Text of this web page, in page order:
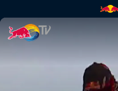
Bearclaw